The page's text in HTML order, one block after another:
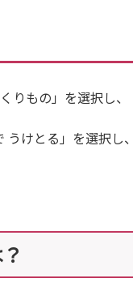
りもの」を選択し
うけとる」を選択し、